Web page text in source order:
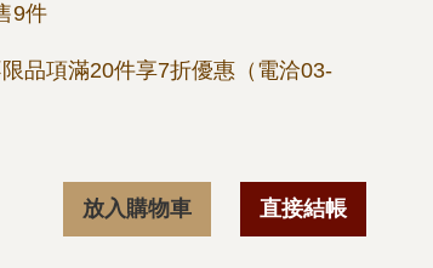
9件
品項滿20件享7折優惠（電洽03-
放入購物車 直接結帳